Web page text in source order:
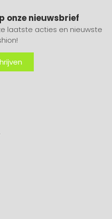
onze nieuwsbrief
laatste acties en nieuwste